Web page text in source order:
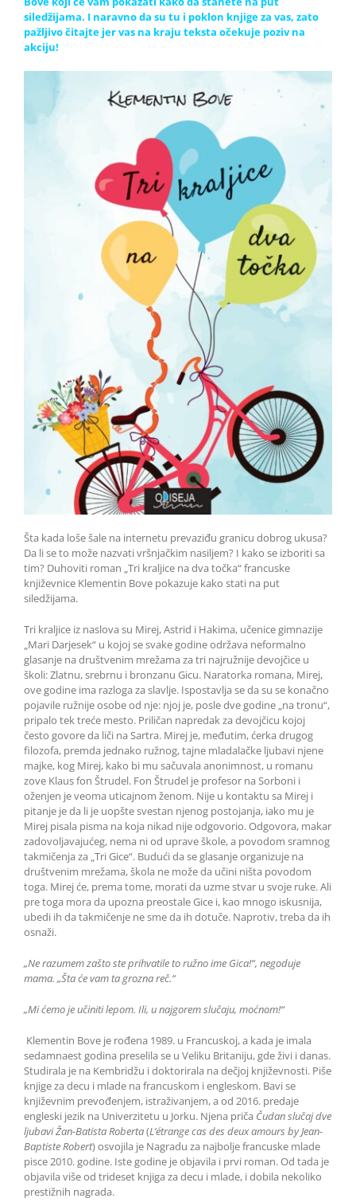
siledžijama. I naravno da su tu i poklon knjige za vas, zato
pažljivo čitajte jer vas na kraju teksta očekuje poziv na
akciju!
Šta kada loše šale na internetu prevaziđu granicu dobrog ukusa?
Da li se to može nazvati vršnjačkim nasiljem? I kako se izboriti sa
tim? Duhoviti roman „Tri kraljice na dva točka“ francuske
književnice Klementin Bove pokazuje kako stati na put
siledžijama.
Tri kraljice iz naslova su Mirej, Astrid i Hakima, učenice gimnazije
„Mari Darjesek“ u kojoj se svake godine održava neformalno
glasanje na društvenim mrežama za tri najružnije devojčice u
školi: Zlatnu, srebrnu i bronzanu Gicu. Naratorka romana, Mirej,
ove godine ima razloga za slavlje. Ispostavlja se da su se konačno
pojavile ružnije osobe od nje: njoj je, posle dve godine „na tronu“,
pripalo tek treće mesto. Priličan napredak za devojčicu kojoj
često govore da liči na Sartra. Mirej je, međutim, ćerka drugog
filozofa, premda jednako ružnog, tajne mladalačke ljubavi njene
majke, kog Mirej, kako bi mu sačuvala anonimnost, u romanu
zove Klaus fon Štrudel. Fon Štrudel je profesor na Sorboni i
oženjen je veoma uticajnom ženom. Nije u kontaktu sa Mirej i
pitanje je da li je uopšte svestan njenog postojanja, iako mu je
Mirej pisala pisma na koja nikad nije odgovorio. Odgovora, makar
zadovoljavajućeg, nema ni od uprave škole, a povodom sramnog
takmičenja za „Tri Gice“. Budući da se glasanje organizuje na
društvenim mrežama, škola ne može da učini ništa povodom
toga. Mirej će, prema tome, morati da uzme stvar u svoje ruke. Ali
pre toga mora da upozna preostale Gice i, kao mnogo iskusnija,
ubedi ih da takmičenje ne sme da ih dotuče. Naprotiv, treba da ih
osnaži.
„Ne razumem zašto ste prihvatile to ružno ime Gica!“, negoduje
mama. „Šta će vam ta grozna reč.“
„Mi ćemo je učiniti lepom. Ili, u najgorem slučaju, moćnom!“
Klementin Bove je rođena 1989. u Francuskoj, a kada je imala
sedamnaest godina preselila se u Veliku Britaniju, gde živi i danas.
Studirala je na Kembridžu i doktorirala na dečjoj književnosti. Piše
knjige za decu i mlade na francuskom i engleskom. Bavi se
književnim prevođenjem, istraživanjem, a od 2016. predaje
engleski jezik na Univerzitetu u Jorku. Njena priča Čudan slučaj dve
ljubavi Žan-Batista Roberta(L’étrange cas des deux amours by Jean-
Baptiste Robert) osvojila je Nagradu za najbolje francuske mlade
pisce 2010. godine. Iste godine je objavila i prvi roman. Od tada je
objavila više od trideset knjiga za decu i mlade, i dobila nekoliko
prestižnih nagrada.